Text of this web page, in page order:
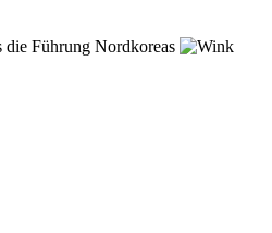
die Führung Nordkoreas